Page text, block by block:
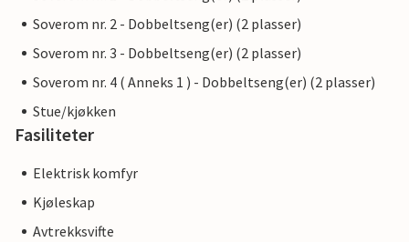
Soverom nr. 2 - Dobbeltseng(er) (2 plasser)
Soverom nr. 3 - Dobbeltseng(er) (2 plasser)
Soverom nr. 4 ( Anneks 1 ) - Dobbeltseng(er) (2 plasser)
Stue/kjøkken
Fasiliteter
Elektrisk komfyr
Kjøleskap
Avtrekksvifte